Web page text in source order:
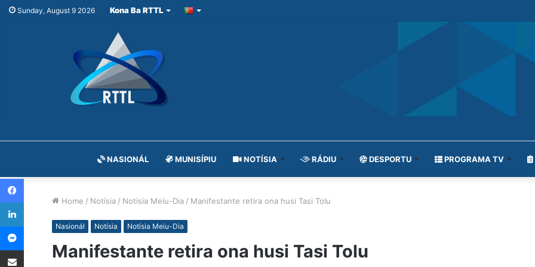
Sunday, August 9 2026 Kona Ba RTTL
NASIONÁL MUNISÍPIU NOTÍSIA RÁDIU DESPORTU PROGRAMA TV
Home / Notísia / Notísia Meiu-Dia / Manifestante retira ona husi Tasi Tolu
Nasionál Notísia Notísia Meiu-Dia
Manifestante retira ona husi Tasi Tolu
Facebook
LinkedIn
Messenger